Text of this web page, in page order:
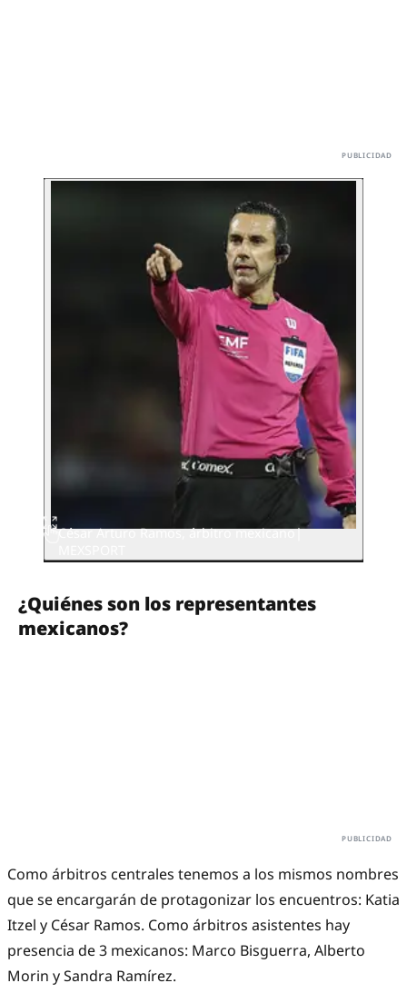
César Arturo Ramos, árbitro mexicano|
¿Quiénes son los representantes
mexicanos?
Como árbitros centrales tenemos a los mismos nombres
que se encargarán de protagonizar los encuentros: Katia
Itzel y César Ramos. Como árbitros asistentes hay
presencia de 3 mexicanos: Marco Bisguerra, Alberto
Morin y Sandra Ramírez.